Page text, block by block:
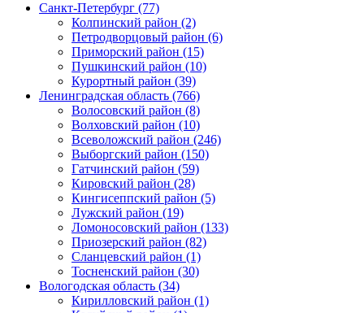
Санкт-Петербург (77)
Колпинский район (2)
Петродворцовый район (6)
Приморский район (15)
Пушкинский район (10)
Курортный район (39)
Ленинградская область (766)
Волосовский район (8)
Волховский район (10)
Всеволожский район (246)
Выборгский район (150)
Гатчинский район (59)
Кировский район (28)
Кингисеппский район (5)
Лужский район (19)
Ломоносовский район (133)
Приозерский район (82)
Сланцевский район (1)
Тосненский район (30)
Вологодская область (34)
Кирилловский район (1)